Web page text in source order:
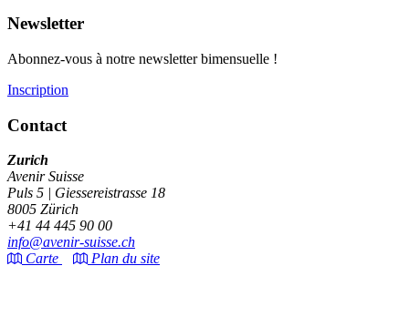
Newsletter
Abonnez-vous à notre newsletter bimensuelle !
Inscription
Contact
Zurich
Avenir Suisse
Puls 5 | Giessereistrasse 18
8005 Zürich
+41 44 445 90 00
info@avenir-suisse.ch
Carte
Plan du site